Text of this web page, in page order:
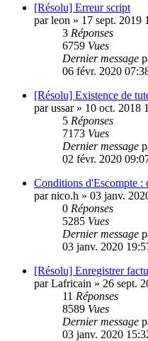
[Résolu] Erreur script
parleon » 17 sept. 2019
3 Réponses
6759 Vues
Dernier message
06 févr. 2020
[Résolu] Existence de
parussar» 10 oct. 2018
5 Réponses
7173 Vues
Dernier message
02 févr. 2020
Conditions d'Escompte :
parnico.h » 03 janv.
0 Réponses
5285 Vues
Dernier message
03 janv. 2020
[Résolu] Enregistrer
parLafricain » 26 sept.
11 Réponses
8589 Vues
Dernier message
03 janv. 2020